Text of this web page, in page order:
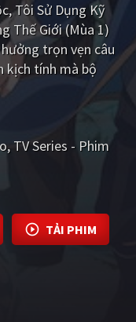
Tôi Sử Dụng Kỹ
Thế Giới (Mùa 1)
trọn vẹn câu
kịch tính mà bộ
TV Series - Phim
TẢI PHIM